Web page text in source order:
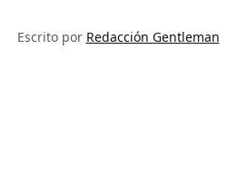
Escrito por Redacción Gentleman